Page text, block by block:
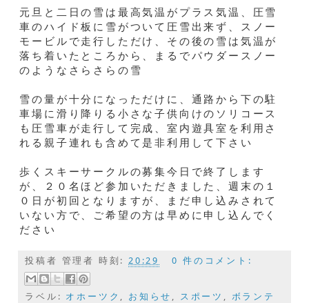
元旦と二日の雪は最高気温がプラス気温、圧雪
車のハイド板に雪がついて圧雪出来ず、スノー
モービルで走行しただけ、その後の雪は気温が
落ち着いたところから、まるでパウダースノー
のようなさらさらの雪
雪の量が十分になっただけに、通路から下の駐
車場に滑り降りる小さな子供向けのソリコース
も圧雪車が走行して完成、室内遊具室を利用さ
れる親子連れも含めて是非利用して下さい
歩くスキーサークルの募集今日で終了します
が、２０名ほど参加いただきました、週末の１
０日が初回となりますが、まだ申し込みされて
いない方で、ご希望の方は早めに申し込んでく
ださい
投稿者 管理者 時刻:20:29 0 件のコメント:
ラベル: オホーツク , お知らせ , スポーツ , ボランテ